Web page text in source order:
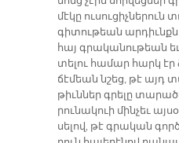
մէ­կը ու­սու­ցիչ­նե­րուն
գի­տու­թեան
հայ գրա­կա­նու­թեան
տե­լու հա­մար հարկ էր
ճէ­մեան նշեց, թէ այդ
թիւն­ներ գրե­լը
րու­նա­կուի մին­չեւ
սե­լով, թէ գրա­կան